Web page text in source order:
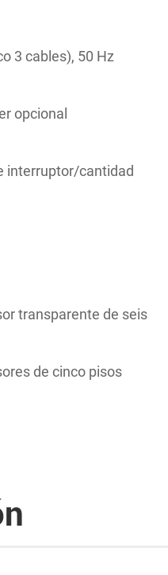
3 cables), 50 Hz
opcional
interruptor/cantidad
transparente de seis
de cinco pisos